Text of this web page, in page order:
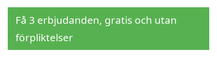
Få 3 erbjudanden, gratis och utan
förpliktelser